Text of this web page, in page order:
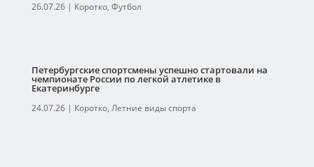
26.07.26| Коротко, Футбол
Петербургские спортсмены успешно стартовали на
чемпионате России по легкой атлетике в
Екатеринбурге
24.07.26| Коротко, Летние виды спорта